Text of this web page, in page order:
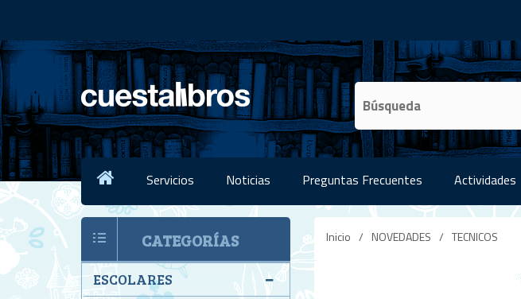
Servicios Noticias Preguntas Frecuentes Actividades
Inicio / NOVEDADES / TECNICOS
CATEGORÍAS
ESCOLARES